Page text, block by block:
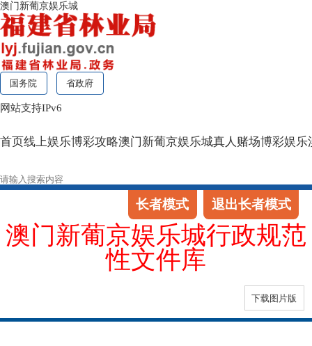
澳门新葡京娱乐城
国务院 省政府
网站支持IPv6
首页线上娱乐博彩攻略澳门新葡京娱乐城真人赌场博彩娱乐
长者模式 退出长者模式
澳门新葡京娱乐城行政规范
性文件库
下载图片版